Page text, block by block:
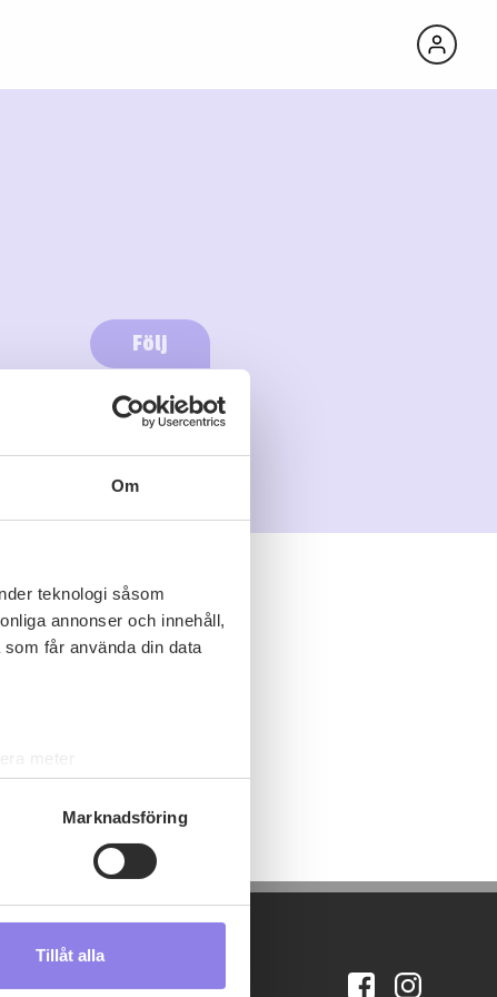
Om
teknologi såsom
annonser och innehåll,
får använda din data
meter
. Du kan ändra
Marknadsföring
Tillåt alla
Följ
Logga in för att följa